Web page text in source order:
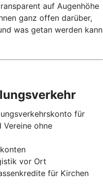
auf Augenhöhe
ganz offen darüber,
was getan werden kann
für
ohne
vor Ort
für Kirchen